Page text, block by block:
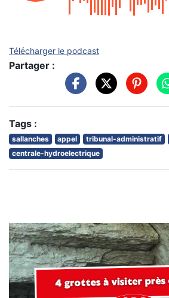
Télécharger le podcast
Partager :
Tags :
sallanches appel tribunal-administratif
centrale-hydroelectrique